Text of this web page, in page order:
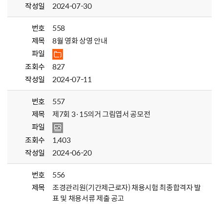
작성일
2024-07-30
번호
558
제목
8월 영화 상영 안내
파일
조회수
827
작성일
2024-07-11
번호
557
제목
제7회 3·15의거 그림엽서 공모전
파일
조회수
1,403
작성일
2024-06-20
번호
556
제목
조경관리원(기간제근로자) 채용시험 최종합격자 발
표 및 채용서류 제출 공고